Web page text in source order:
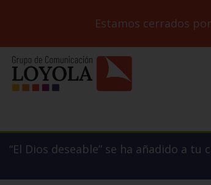
Estamos cerrados
“El Dios deseable” se ha añadido a tu